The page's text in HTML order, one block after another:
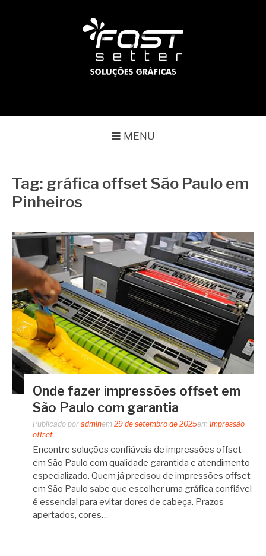
MENU
Tag: gráfica offset São Paulo em
Pinheiros
Onde fazer impressões offset em
São Paulo com garantia
Publicado por adminem 29 de setembro de 2025em Impressão
offset
Encontre soluções confiáveis de impressões offset
em São Paulo com qualidade garantida e atendimento
especializado. Quem já precisou de impressões offset
em São Paulo sabe que escolher uma gráfica confiável
é essencial para evitar dores de cabeça. Prazos
apertados, cores…